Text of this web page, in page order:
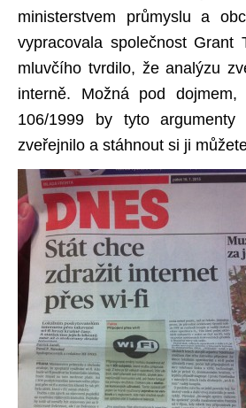
ministerstvem průmyslu a
vypracovala společnost Grant
mluvčího tvrdilo, že analýzu
interně. Možná pod
106/1999 by tyto argumenty
zveřejnilo a stáhnout si ji